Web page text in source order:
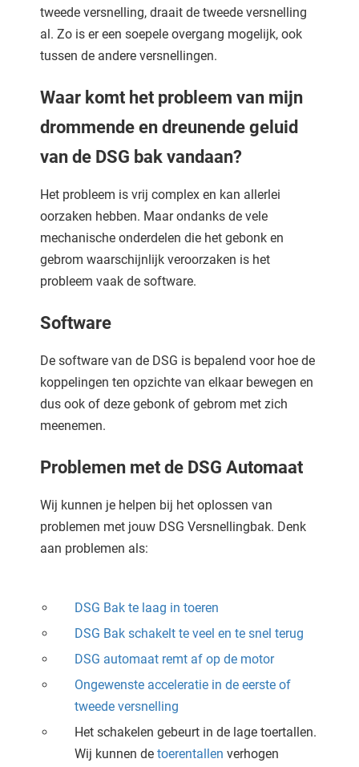
tweede versnelling, draait de tweede versnelling
al. Zo is er een soepele overgang mogelijk, ook
tussen de andere versnellingen.
Waar komt het probleem van mijn
drommende en dreunende geluid
van de DSG bak vandaan?
Het probleem is vrij complex en kan allerlei
oorzaken hebben. Maar ondanks de vele
mechanische onderdelen die het gebonk en
gebrom waarschijnlijk veroorzaken is het
probleem vaak de software.
Software
De software van de DSG is bepalend voor hoe de
koppelingen ten opzichte van elkaar bewegen en
dus ook of deze gebonk of gebrom met zich
meenemen.
Problemen met de DSG Automaat
Wij kunnen je helpen bij het oplossen van
problemen met jouw DSG Versnellingbak. Denk
aan problemen als:
DSG Bak te laag in toeren
DSG Bak schakelt te veel en te snel terug
DSG automaat remt af op de motor
Ongewenste acceleratie in de eerste of
tweede versnelling
Het schakelen gebeurt in de lage toertallen.
Wij kunnen detoerentallen verhogen